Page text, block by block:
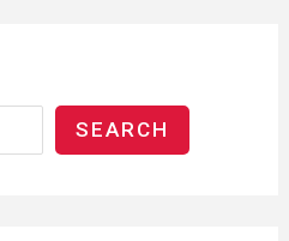
SEARCH